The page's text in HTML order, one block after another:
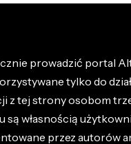
prowadzić portal
tylko do
tej strony osobom
są własnością
przez autorów